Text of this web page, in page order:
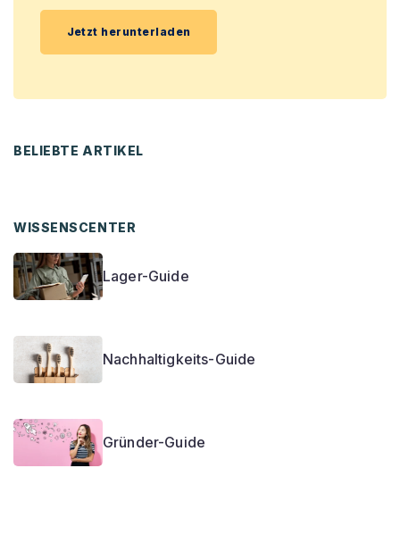
Jetzt herunterladen
BELIEBTE ARTIKEL
WISSENSCENTER
Lager-Guide
Nachhaltigkeits-Guide
Gründer-Guide